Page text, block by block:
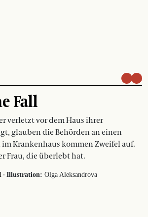
Fall
verletzt vor dem Haus ihrer
glauben die Behörden an einen
Krankenhaus kommen Zweifel auf.
Frau, die überlebt hat.
· Illustration: Olga Aleksandrova